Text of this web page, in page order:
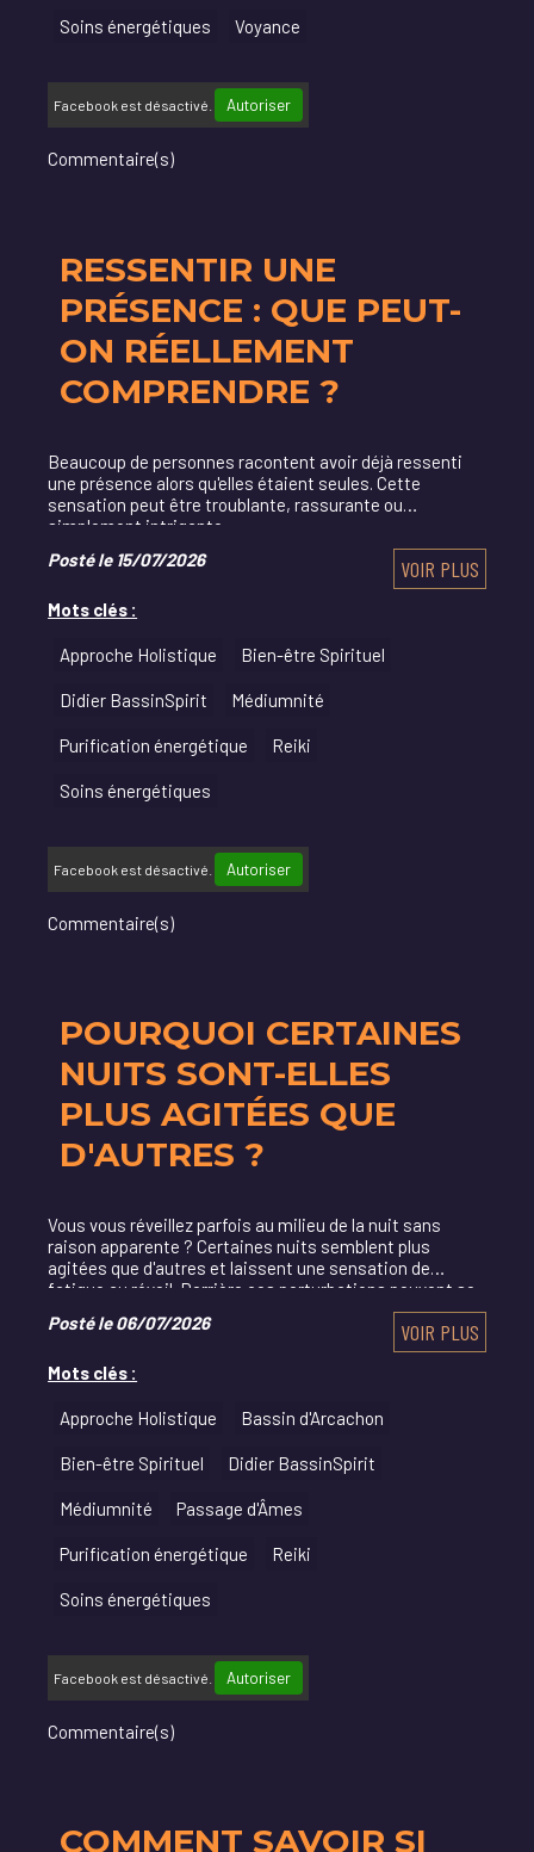
Soins énergétiques Voyance
Facebook est désactivé. Autoriser
Commentaire(s)
RESSENTIR UNE
PRÉSENCE : QUE PEUT-
ON RÉELLEMENT
COMPRENDRE ?
Beaucoup de personnes racontent avoir déjà ressenti
une présence alors qu'elles étaient seules. Cette
sensation peut être troublante, rassurante ou
simplement intrigante.
Posté le 15/07/2026
VOIR PLUS
Mots clés :
Approche Holistique Bien-être Spirituel
Didier BassinSpirit Médiumnité
Purification énergétique Reiki
Soins énergétiques
Facebook est désactivé. Autoriser
Commentaire(s)
POURQUOI CERTAINES
NUITS SONT-ELLES
PLUS AGITÉES QUE
D'AUTRES ?
Vous vous réveillez parfois au milieu de la nuit sans
raison apparente ? Certaines nuits semblent plus
agitées que d'autres et laissent une sensation de
fatigue au réveil. Derrière ces perturbations peuvent se
cacher plusieurs facteurs physiques, émotionn
Posté le 06/07/2026 VOIR PLUS
Mots clés :
Approche Holistique Bassin d'Arcachon
Bien-être Spirituel Didier BassinSpirit
Médiumnité Passage d'Âmes
Purification énergétique Reiki
Soins énergétiques
Facebook est désactivé. Autoriser
Commentaire(s)
COMMENT SAVOIR SI